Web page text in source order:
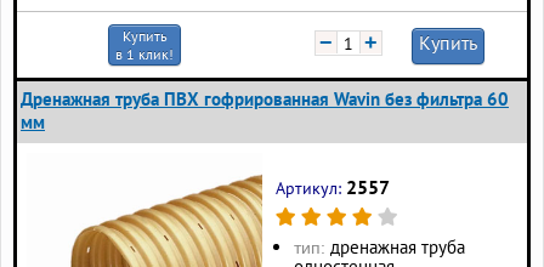
Купить
в 1 клик!
− + Купить
Дренажная труба ПВХ гофрированная Wavin без фильтра 60
мм
Артикул: 2557
тип: дренажная труба